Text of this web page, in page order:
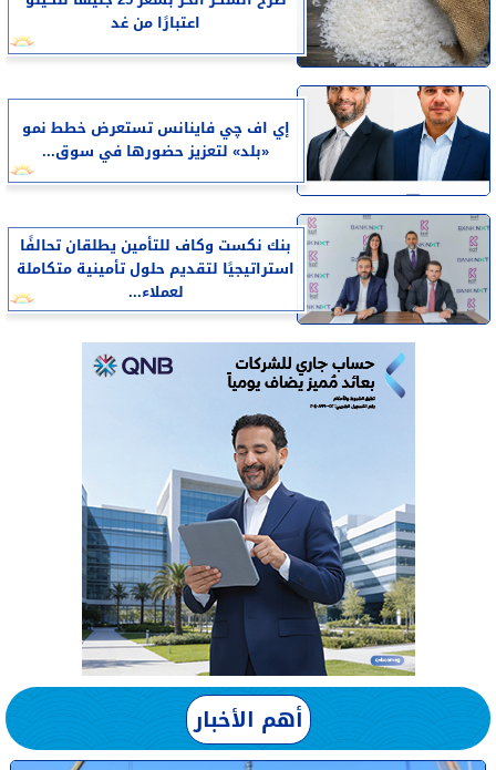
اعتبارًا من غد
إي اف چي فاينانس تستعرض خطط نمو
«بلد» لتعزيز حضورها في سوق...
بنك نكست وكاف للتأمين يطلقان تحالفًا
استراتيجيًا لتقديم حلول تأمينية متكاملة
لعملاء...
أهم الأخبار